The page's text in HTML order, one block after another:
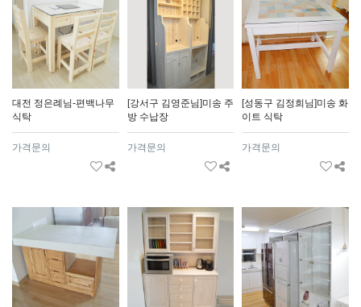
대전 정은례님-편백나무
식탁
가격문의
[강서구 김영준님]미송 주
방 수납장
가격문의
[성동구 김정희님]미송 화
이트 식탁
가격문의